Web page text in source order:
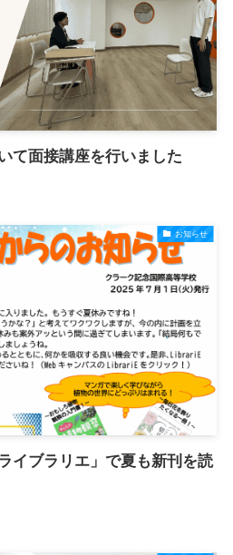
て面接講座を行いました
お知らせ
イブラリエ」で夏も新刊を読